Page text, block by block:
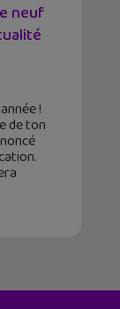
neuf
!
de ton